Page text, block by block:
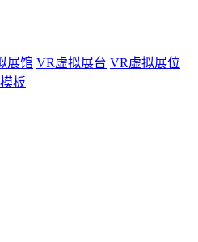
展馆 VR虚拟展台 VR虚拟展位
板